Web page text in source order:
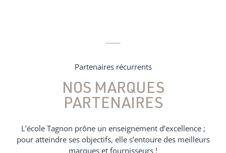
Partenaires récurrents
NOS MARQUES
PARTENAIRES
L’école Tagnon prône un enseignement d’excellence ;
pour atteindre ses objectifs, elle s’entoure des meilleurs
marques et fournisseurs !